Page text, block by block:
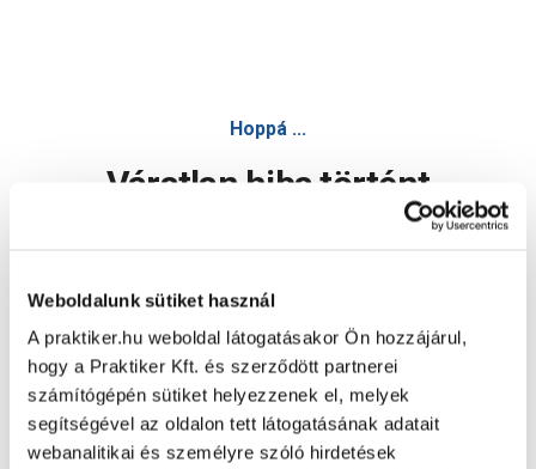
Weboldalunk sütiket használ
A praktiker.hu weboldal látogatásakor Ön hozzájárul,
hogy a Praktiker Kft. és szerződött partnerei
számítógépén sütiket helyezzenek el, melyek
segítségével az oldalon tett látogatásának adatait
webanalitikai és személyre szóló hirdetések
Hoppá ...
Váratlan hiba történt
Oldal újratöltése